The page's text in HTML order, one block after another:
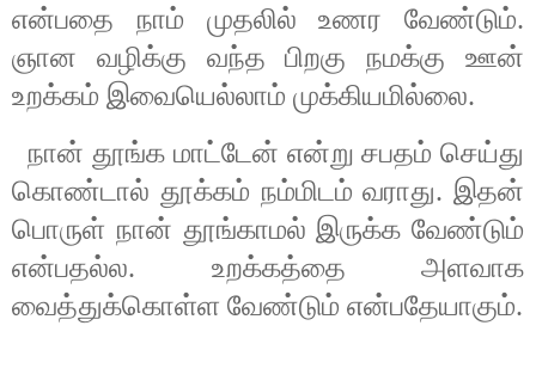
என்பதை நாம் முதலில் உணர வேண்டும்.
ஞான வழிக்கு வந்த பிறகு நமக்கு ஊன்
உறக்கம் இவையெல்லாம் முக்கியமில்லை.
நான் தூங்க மாட்டேன் என்று சபதம் செய்து
கொண்டால் தூக்கம் நம்மிடம் வராது. இதன்
பொருள் நான் தூங்காமல் இருக்க வேண்டும்
என்பதல்ல. உறக்கத்தை அளவாக
வைத்துக்கொள்ள வேண்டும் என்பதேயாகும்.